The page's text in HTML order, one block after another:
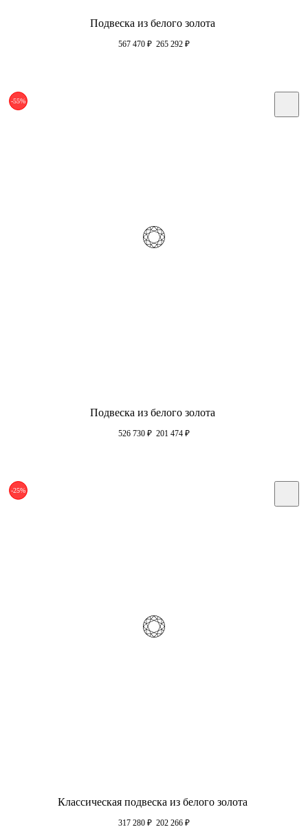
Подвеска из белого золота
567 470 ₽ 265 292 ₽
-55%
Подвеска из белого золота
526 730 ₽ 201 474 ₽
-25%
Классическая подвеска из белого золота
317 280 ₽ 202 266 ₽